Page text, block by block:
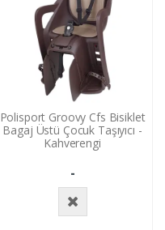
Polisport Groovy Cfs Bisiklet
Bagaj Üstü Çocuk Taşıyıcı -
Kahverengi
-